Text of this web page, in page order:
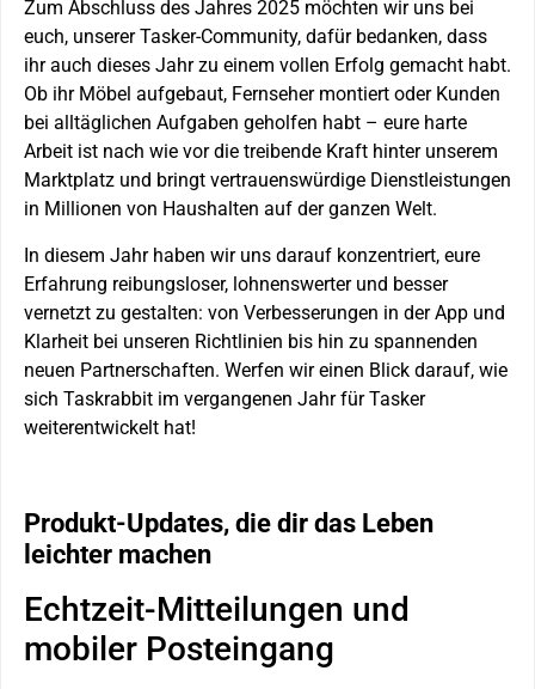
Zum Abschluss des Jahres 2025 möchten wir uns bei
euch, unserer Tasker-Community, dafür bedanken, dass
ihr auch dieses Jahr zu einem vollen Erfolg gemacht habt.
Ob ihr Möbel aufgebaut, Fernseher montiert oder Kunden
bei alltäglichen Aufgaben geholfen habt – eure harte
Arbeit ist nach wie vor die treibende Kraft hinter unserem
Marktplatz und bringt vertrauenswürdige Dienstleistungen
in Millionen von Haushalten auf der ganzen Welt.
In diesem Jahr haben wir uns darauf konzentriert, eure
Erfahrung reibungsloser, lohnenswerter und besser
vernetzt zu gestalten: von Verbesserungen in der App und
Klarheit bei unseren Richtlinien bis hin zu spannenden
neuen Partnerschaften. Werfen wir einen Blick darauf, wie
sich Taskrabbit im vergangenen Jahr für Tasker
weiterentwickelt hat!
Produkt-Updates, die dir das Leben
leichter machen
Echtzeit-Mitteilungen und
mobiler Posteingang